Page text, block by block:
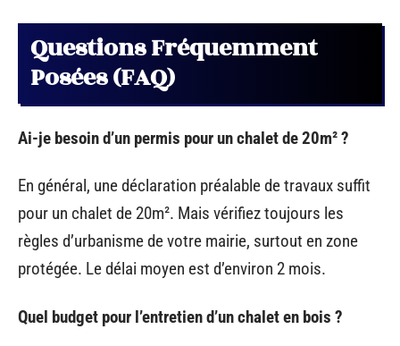
Questions Fréquemment
Posées (FAQ)
Ai-je besoin d’un permis pour un chalet de 20m² ?
En général, une déclaration préalable de travaux suffit
pour un chalet de 20m². Mais vérifiez toujours les
règles d’urbanisme de votre mairie, surtout en zone
protégée. Le délai moyen est d’environ 2 mois.
Quel budget pour l’entretien d’un chalet en bois ?